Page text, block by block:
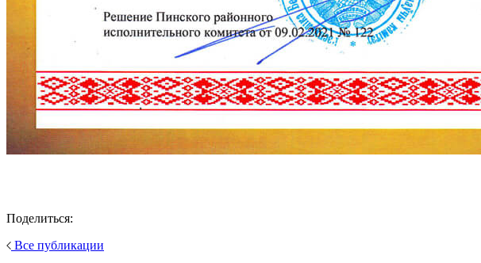
Поделиться:
Все публикации